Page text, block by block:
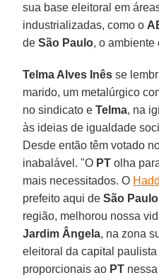
sua base eleitoral em
industrializadas, como o
deSão Paulo, o ambiente
Telma Alves Inês se
marido, um metalúrgico
no sindicato eTelma, na
às ideias de igualdade
Desde então têm votado
inabalável. "O PT olha
mais necessitados. O
prefeito aqui deSão Paulo
região, melhorou nossa
Jardim Ângela, na zona
eleitoral da capital
proporcionais ao PT